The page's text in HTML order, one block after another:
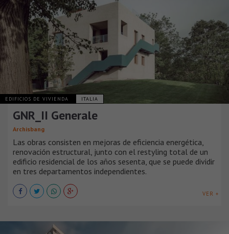
EDIFICIOS DE VIVIENDA ITALIA
GNR_II Generale
Archisbang
Las obras consisten en mejoras de eficiencia energética,
renovación estructural, junto con el restyling total de un
edificio residencial de los años sesenta, que se puede dividir
en tres departamentos independientes.
VER +